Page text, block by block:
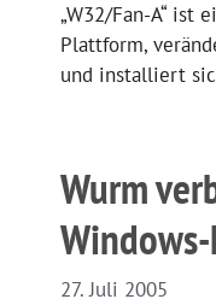
„W32/Fan-A“ ist
Plattform,
und installiert
Wurm
27. Juli 2005